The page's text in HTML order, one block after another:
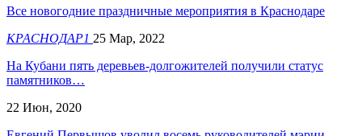
Все новогодние праздничные мероприятия в Краснодаре
КРАСНОДАР1 25 Мар, 2022
На Кубани пять деревьев-долгожителей получили статус
памятников…
22 Июн, 2020